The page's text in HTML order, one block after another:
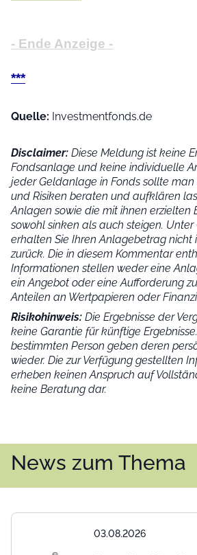
- Ende Anzeige -
***
Quelle: Investmentfonds.de
Disclaimer: Diese Meldung ist keine
Fondsanlage und keine individuelle
jeder Geldanlage in Fonds sollte man
und Risiken beraten und aufklären
Anlagen sowie die mit ihnen erzielten
sowohl sinken als auch steigen.
erhalten Sie Ihren Anlagebetrag nicht
zurück. Die in diesem Kommentar
Informationen stellen weder eine
ein Angebot oder eine Aufforderung
Anteilen an Wertpapieren oder
Risikohinweis: Die Ergebnisse der
keine Garantie für künftige
bestimmten Person geben deren
wieder. Die zur Verfügung gestellten
erheben keinen Anspruch auf
keine Beratung dar.
News zum Thema
03.08.2026